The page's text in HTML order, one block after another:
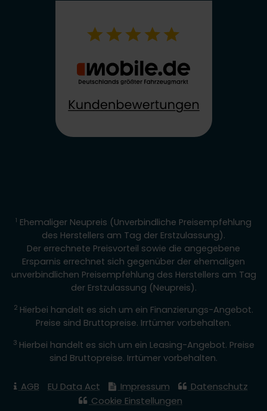
1 Ehemaliger Neupreis (Unverbindliche Preisempfehlung
des Herstellers am Tag der Erstzulassung).
Der errechnete Preisvorteil sowie die angegebene
Ersparnis errechnet sich gegenüber der ehemaligen
unverbindlichen Preisempfehlung des Herstellers am Tag
der Erstzulassung (Neupreis).
2 Hierbei handelt es sich um ein Finanzierungs-Angebot.
Preise sind Bruttopreise. Irrtümer vorbehalten.
3 Hierbei handelt es sich um ein Leasing-Angebot. Preise
sind Bruttopreise. Irrtümer vorbehalten.
AGB EU Data Act Impressum
Datenschutz
Cookie Einstellungen